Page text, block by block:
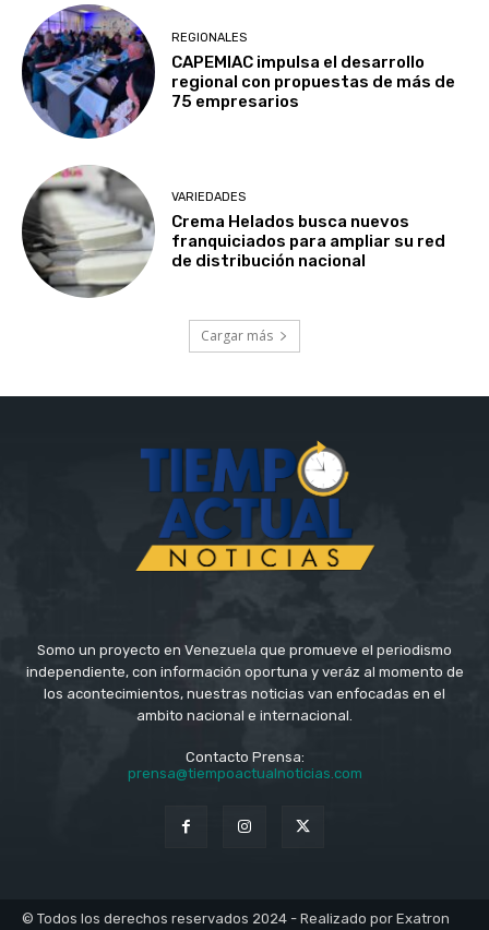
REGIONALES
CAPEMIAC impulsa el desarrollo
regional con propuestas de más de
75 empresarios
VARIEDADES
Crema Helados busca nuevos
franquiciados para ampliar su red
de distribución nacional
Cargar más
Somo un proyecto en Venezuela que promueve el periodismo
independiente, con información oportuna y veráz al momento de
los acontecimientos, nuestras noticias van enfocadas en el
ambito nacional e internacional.
Contacto Prensa:
prensa@tiempoactualnoticias.com
© Todos los derechos reservados 2024 - Realizado por Exatron